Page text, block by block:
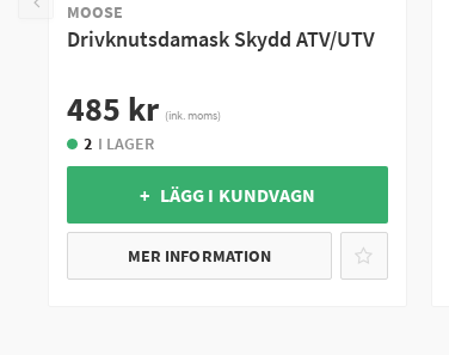
MOOSE
Drivknutsdamask Skydd ATV/UTV
485 kr (ink. moms)
2 I LAGER
+ LÄGG I KUNDVAGN
MER INFORMATION